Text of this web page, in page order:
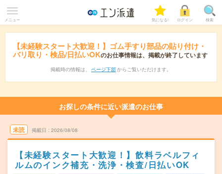
メニュー 気になる! ログイン 検索
【未経験スタート大歓迎！】ゴム手すり部品の貼り付け・
バリ取り・検品/日払いOKのお仕事情報は、掲載が終了しています
掲載時の情報は、 ページ下部 からご覧いただけます。
お探しの条件に近い派遣のお仕事
未読 掲載日 2026/08/08
【未経験スタート大歓迎！】飲料ラベルフィ
ルムのインク補充・洗浄・検査/日払いOK